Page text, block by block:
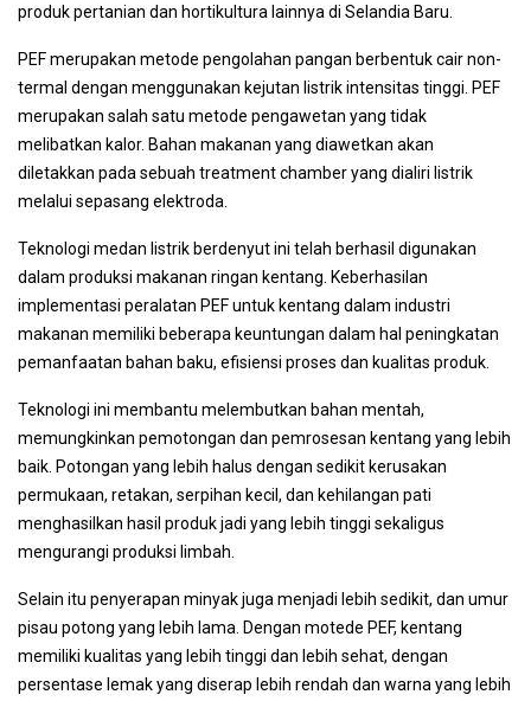
produk pertanian dan hortikultura lainnya di Selandia Baru.
PEF merupakan metode pengolahan pangan berbentuk cair non-
termal dengan menggunakan kejutan listrik intensitas tinggi. PEF
merupakan salah satu metode pengawetan yang tidak
melibatkan kalor. Bahan makanan yang diawetkan akan
diletakkan pada sebuah treatment chamber yang dialiri listrik
melalui sepasang elektroda.
Teknologi medan listrik berdenyut ini telah berhasil digunakan
dalam produksi makanan ringan kentang. Keberhasilan
implementasi peralatan PEF untuk kentang dalam industri
makanan memiliki beberapa keuntungan dalam hal peningkatan
pemanfaatan bahan baku, efisiensi proses dan kualitas produk.
Teknologi ini membantu melembutkan bahan mentah,
memungkinkan pemotongan dan pemrosesan kentang yang lebih
baik. Potongan yang lebih halus dengan sedikit kerusakan
permukaan, retakan, serpihan kecil, dan kehilangan pati
menghasilkan hasil produk jadi yang lebih tinggi sekaligus
mengurangi produksi limbah.
Selain itu penyerapan minyak juga menjadi lebih sedikit, dan umur
pisau potong yang lebih lama. Dengan motede PEF, kentang
memiliki kualitas yang lebih tinggi dan lebih sehat, dengan
persentase lemak yang diserap lebih rendah dan warna yang lebih